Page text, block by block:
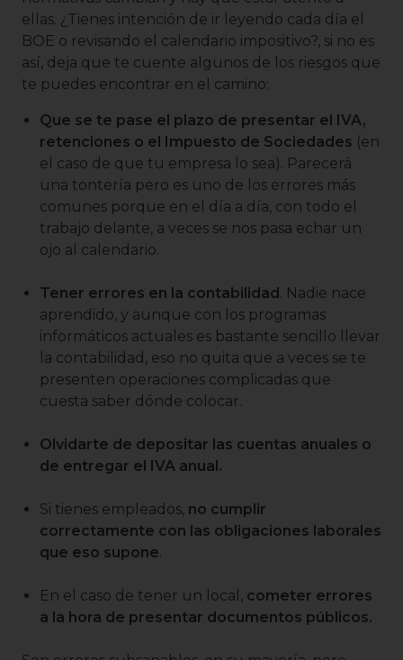
ellas. ¿Tienes intención de ir leyendo cada día el
BOE o revisando el calendario impositivo?, si no es
así, deja que te cuente algunos de los riesgos que
te puedes encontrar en el camino:
Que se te pase el plazo de presentar el IVA,
retenciones o el Impuesto de Sociedades (en
el caso de que tu empresa lo sea). Parecerá
una tontería pero es uno de los errores más
comunes porque en el día a día, con todo el
trabajo delante, a veces se nos pasa echar un
ojo al calendario.
Tener errores en la contabilidad. Nadie nace
aprendido, y aunque con los programas
informáticos actuales es bastante sencillo llevar
la contabilidad, eso no quita que a veces se te
presenten operaciones complicadas que
cuesta saber dónde colocar.
Olvidarte de depositar las cuentas anuales o
de entregar el IVA anual.
Si tienes empleados, no cumplir
correctamente con las obligaciones laborales
que eso supone.
En el caso de tener un local, cometer errores
a la hora de presentar documentos públicos.